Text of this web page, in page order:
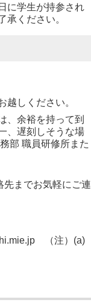
に学生が持参され
承ください。
越しください。
、余裕を持って到
、遅刻しそうな場
部 職員研修所また
までお気軽にご連
（注）(a)